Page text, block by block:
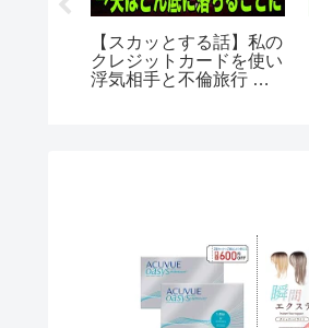
【スカッとする話】私の
クレジットカードを使い
浮気相手と不倫旅行 私